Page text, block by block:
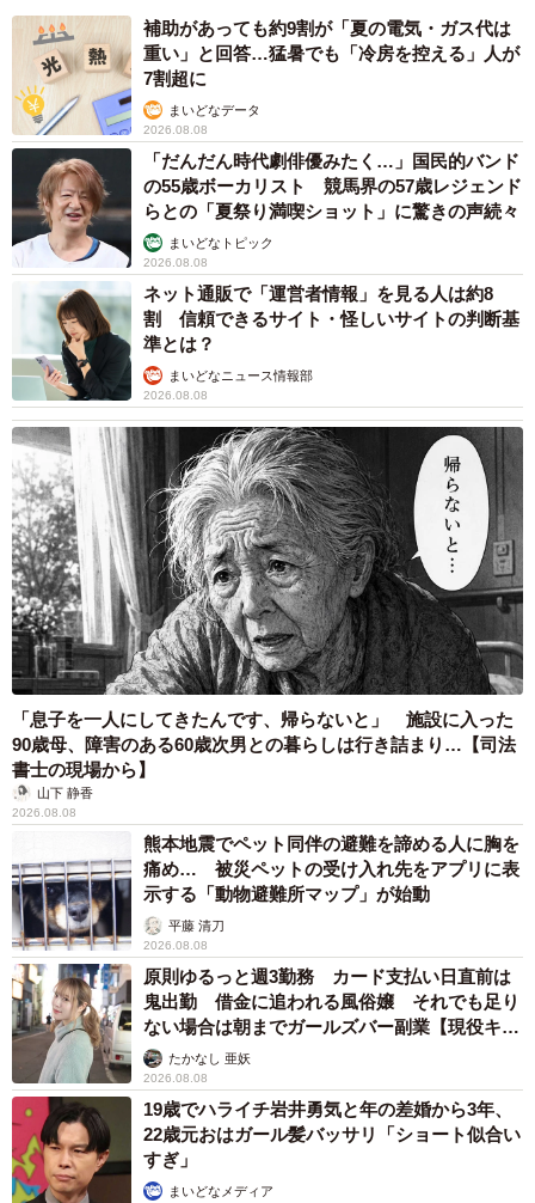
いつもは凛々しい琥珀くん（提供：コハクヌシさん）
お水がない状況でも怒るどころか物言いたげな瞳でじっと
見つめるだけというのが、琥珀くんのツンデレぶりをよく
表しているようです。
愛嬌たっぷりで食いしん坊。さらに、コハクヌシさんの投
稿でも様々な表情を見せてくれる琥珀くん。これからもコ
ハクヌシさんをはじめ、多くの人を笑顔にしてくれること
でしょう。
コハクヌシさんは「これからもうちの琥珀をよろしくお願
いします☺️」と話してくれました。
あっ、水戻すの忘れてた…！！
ごめんごめん💦 pic.twitter.com/PTVvFTrT5O
— コハクヌシ (@nikoniko_days)May 13, 2026
補助があっても約9割が「夏の電気・ガス代は
重い」と回答…猛暑でも「冷房を控える」人が
7割超に
まいどなデータ
2026.08.08
「だんだん時代劇俳優みたく…」国民的バンド
の55歳ボーカリスト 競馬界の57歳レジェンド
らとの「夏祭り満喫ショット」に驚きの声続々
まいどなトピック
2026.08.08
ネット通販で「運営者情報」を見る人は約8
割 信頼できるサイト・怪しいサイトの判断基
準とは？
まいどなニュース情報部
2026.08.08
「息子を一人にしてきたんです、帰らないと」 施設に入った
90歳母、障害のある60歳次男との暮らしは行き詰まり…【司法
書士の現場から】
山下 静香
2026.08.08
熊本地震でペット同伴の避難を諦める人に胸を
痛め… 被災ペットの受け入れ先をアプリに表
示する「動物避難所マップ」が始動
平藤 清刀
2026.08.08
原則ゆるっと週3勤務 カード支払い日直前は
鬼出勤 借金に追われる風俗嬢 それでも足り
ない場合は朝までガールズバー副業【現役キャ
ストに取材】
たかなし 亜妖
2026.08.08
19歳でハライチ岩井勇気と年の差婚から3年、
22歳元おはガール髪バッサリ「ショート似合い
すぎ」
まいどなメディア